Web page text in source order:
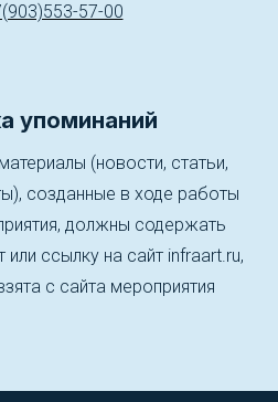
57-00
упоминаний
(новости, статьи,
созданные в ходе работы
должны содержать
ссылку на сайт infraart.ru,
с сайта мероприятия